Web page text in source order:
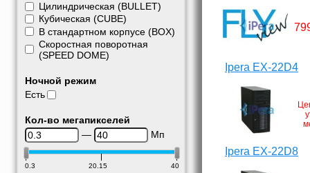
Цилиндрическая (BULLET)
Кубическая (CUBE)
В стандартном корпусе (BOX)
Скоростная поворотная
(SPEED DOME)
Ночной режим
Есть
Кол-во мегапикселей
—
Мп
0.3 20.15 40
Ipera EX-22D4
Ipera EX-22D8